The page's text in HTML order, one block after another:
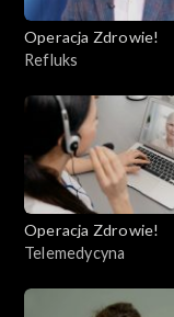
Operacja Zdrowie!
Refluks
Operacja Zdrowie!
Telemedycyna